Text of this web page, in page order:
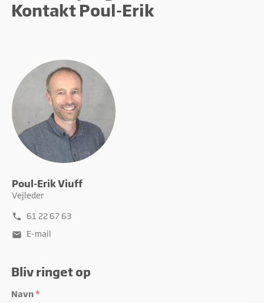
Kontakt Poul-Erik
Poul-Erik Viuff
Vejleder
phone
61 22 67 63
mail E-mail
Bliv ringet op
Navn *